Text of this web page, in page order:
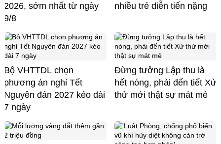
2026, sớm nhất từ ngày
9/8
nhiều trẻ diễn tiến nặng
Bộ VHTTDL chọn
phương án nghỉ Tết
Nguyên đán 2027 kéo dài
7 ngày
Đừng tưởng Lập thu là
hết nóng, phải đến tiết Xử
thử mới thật sự mát mẻ